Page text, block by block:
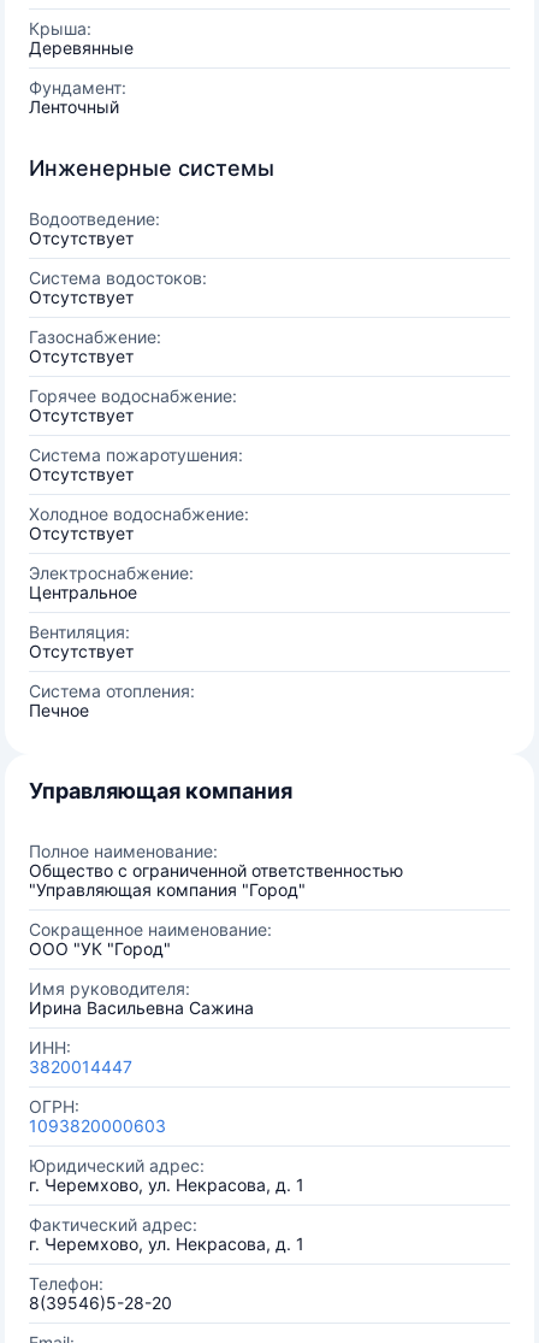
Крыша:
Деревянные
Фундамент:
Ленточный
Инженерные системы
Водоотведение:
Отсутствует
Система водостоков:
Отсутствует
Газоснабжение:
Отсутствует
Горячее водоснабжение:
Отсутствует
Система пожаротушения:
Отсутствует
Холодное водоснабжение:
Отсутствует
Электроснабжение:
Центральное
Вентиляция:
Отсутствует
Система отопления:
Печное
Управляющая компания
Полное наименование:
Общество с ограниченной ответственностью
"Управляющая компания "Город"
Сокращенное наименование:
ООО "УК "Город"
Имя руководителя:
Ирина Васильевна Сажина
ИНН:
3820014447
ОГРН:
1093820000603
Юридический адрес:
г. Черемхово, ул. Некрасова, д. 1
Фактический адрес:
г. Черемхово, ул. Некрасова, д. 1
Телефон:
8(39546)5-28-20